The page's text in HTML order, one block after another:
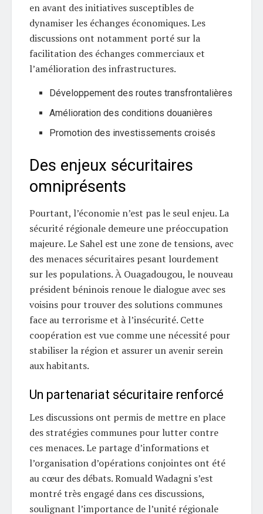
en avant des initiatives susceptibles de
dynamiser les échanges économiques. Les
discussions ont notamment porté sur la
facilitation des échanges commerciaux et
l’amélioration des infrastructures.
Développement des routes transfrontalières
Amélioration des conditions douanières
Promotion des investissements croisés
Des enjeux sécuritaires
omniprésents
Pourtant, l’économie n’est pas le seul enjeu. La
sécurité régionale demeure une préoccupation
majeure. Le Sahel est une zone de tensions, avec
des menaces sécuritaires pesant lourdement
sur les populations. À Ouagadougou, le nouveau
président béninois renoue le dialogue avec ses
voisins pour trouver des solutions communes
face au terrorisme et à l’insécurité. Cette
coopération est vue comme une nécessité pour
stabiliser la région et assurer un avenir serein
aux habitants.
Un partenariat sécuritaire renforcé
Les discussions ont permis de mettre en place
des stratégies communes pour lutter contre
ces menaces. Le partage d’informations et
l’organisation d’opérations conjointes ont été
au cœur des débats. Romuald Wadagni s’est
montré très engagé dans ces discussions,
soulignant l’importance de l’unité régionale